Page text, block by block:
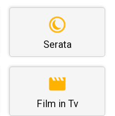
Serata
Film in Tv